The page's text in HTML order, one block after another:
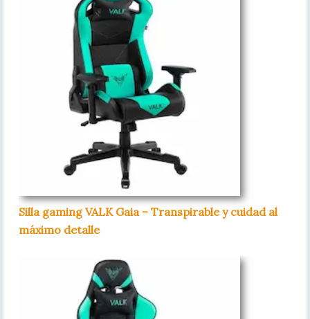
Silla gaming VALK Gaia – Transpirable y cuidad al
máximo detalle